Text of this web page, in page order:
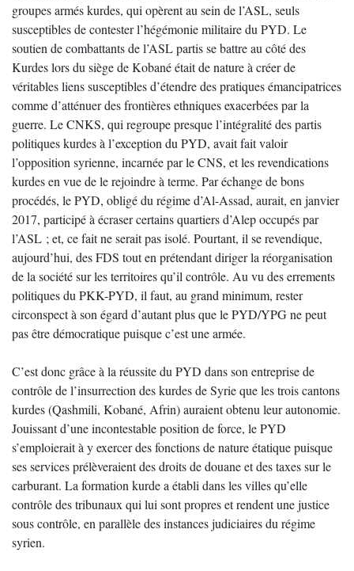
groupes armés kurdes, qui opèrent au sein de l’ASL, seuls
susceptibles de contester l’hégémonie militaire du PYD. Le
soutien de combattants de l’ASL partis se battre au côté des
Kurdes lors du siège de Kobané était de nature à créer de
véritables liens susceptibles d’étendre des pratiques émancipatrices
comme d’atténuer des frontières ethniques exacerbées par la
guerre. Le CNKS, qui regroupe presque l’intégralité des partis
politiques kurdes à l’exception du PYD, avait fait valoir
l’opposition syrienne, incarnée par le CNS, et les revendications
kurdes en vue de le rejoindre à terme. Par échange de bons
procédés, le PYD, obligé du régime d’Al-Assad, aurait, en janvier
2017, participé à écraser certains quartiers d’Alep occupés par
l’ASL ; et, ce fait ne serait pas isolé. Pourtant, il se revendique,
aujourd’hui, des FDS tout en prétendant diriger la réorganisation
de la société sur les territoires qu’il contrôle. Au vu des errements
politiques du PKK-PYD, il faut, au grand minimum, rester
circonspect à son égard d’autant plus que le PYD/YPG ne peut
pas être démocratique puisque c’est une armée.
C’est donc grâce à la réussite du PYD dans son entreprise de
contrôle de l’insurrection des kurdes de Syrie que les trois cantons
kurdes (Qashmili, Kobané, Afrin) auraient obtenu leur autonomie.
Jouissant d’une incontestable position de force, le PYD
s’emploierait à y exercer des fonctions de nature étatique puisque
ses services prélèveraient des droits de douane et des taxes sur le
carburant. La formation kurde a établi dans les villes qu’elle
contrôle des tribunaux qui lui sont propres et rendent une justice
sous contrôle, en parallèle des instances judiciaires du régime
syrien.